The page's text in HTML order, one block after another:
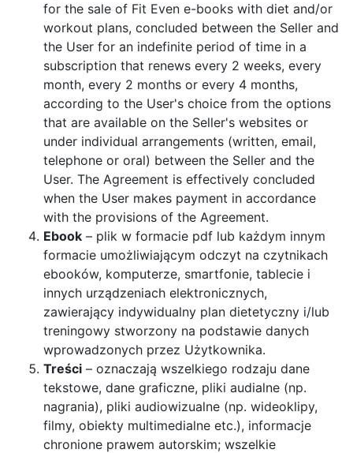
for the sale of Fit Even e-books with diet and/or
workout plans, concluded between the Seller and
the User for an indefinite period of time in a
subscription that renews every 2 weeks, every
month, every 2 months or every 4 months,
according to the User's choice from the options
that are available on the Seller's websites or
under individual arrangements (written, email,
telephone or oral) between the Seller and the
User. The Agreement is effectively concluded
when the User makes payment in accordance
with the provisions of the Agreement.
Ebook – plik w formacie pdf lub każdym innym
formacie umożliwiającym odczyt na czytnikach
ebooków, komputerze, smartfonie, tablecie i
innych urządzeniach elektronicznych,
zawierający indywidualny plan dietetyczny i/lub
treningowy stworzony na podstawie danych
wprowadzonych przez Użytkownika.
Treści – oznaczają wszelkiego rodzaju dane
tekstowe, dane graficzne, pliki audialne (np.
nagrania), pliki audiowizualne (np. wideoklipy,
filmy, obiekty multimedialne etc.), informacje
chronione prawem autorskim; wszelkie